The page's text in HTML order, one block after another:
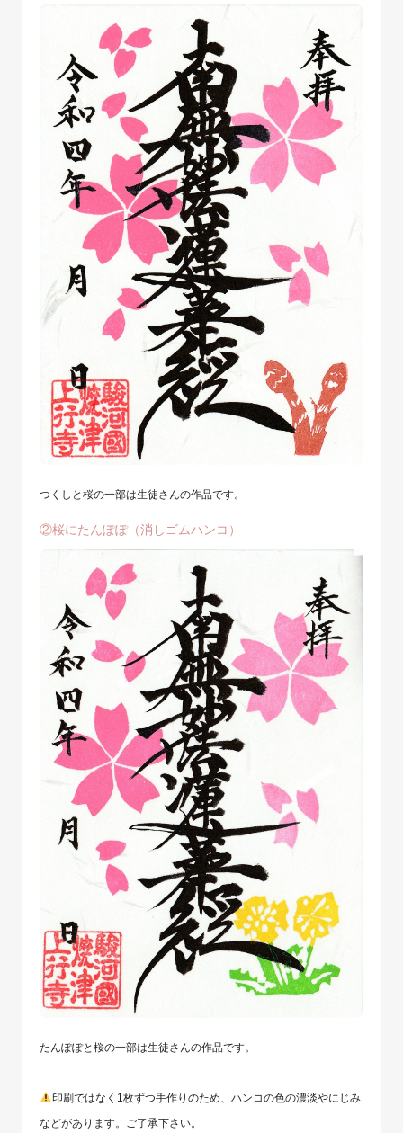
つくしと桜の一部は生徒さんの作品です。
②桜にたんぽぽ（消しゴムハンコ）
たんぽぽと桜の一部は生徒さんの作品です。
印刷ではなく1枚ずつ手作りのため、ハンコの色の濃淡やにじみ
などがあります。ご了承下さい。